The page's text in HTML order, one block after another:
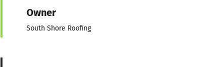
Owner
South Shore Roofing